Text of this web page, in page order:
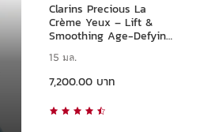
Clarins Precious La
Crème Yeux – Lift &
Smoothing Age-Defying
Eye Cream
15 มล.
7,200.00 บาท